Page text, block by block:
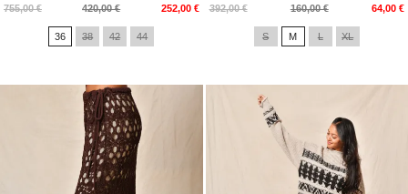
755,00 €
Prix
420,00 € 252,00 €
Prix
36 38 42 44
392,00 €
Prix
160,00 € 64,00 €
Prix
S M L XL